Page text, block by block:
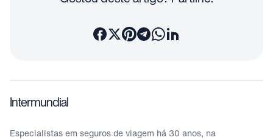
Intermundial
Especialistas em seguros de viagem há 30 anos, na